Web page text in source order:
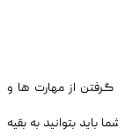
از مهارت ها و
باید بتوانید به بقیه